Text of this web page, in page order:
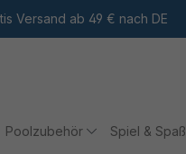
Versand ab 49 € nach DE
Poolzubehör Spiel & Spaß